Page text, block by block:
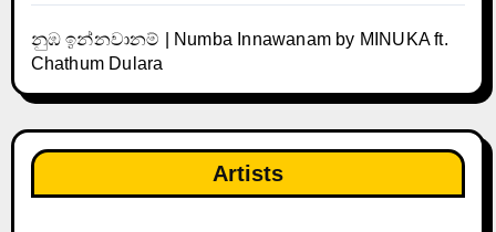
නුඹ ඉන්නවානම් | Numba Innawanam by MINUKA ft.
Chathum Dulara
Artists